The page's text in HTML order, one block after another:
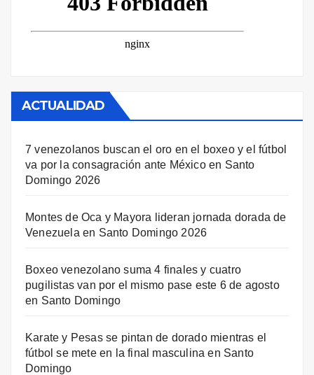
ACTUALIDAD
7 venezolanos buscan el oro en el boxeo y el fútbol
va por la consagración ante México en Santo
Domingo 2026
Montes de Oca y Mayora lideran jornada dorada de
Venezuela en Santo Domingo 2026
Boxeo venezolano suma 4 finales y cuatro
pugilistas van por el mismo pase este 6 de agosto
en Santo Domingo
Karate y Pesas se pintan de dorado mientras el
fútbol se mete en la final masculina en Santo
Domingo